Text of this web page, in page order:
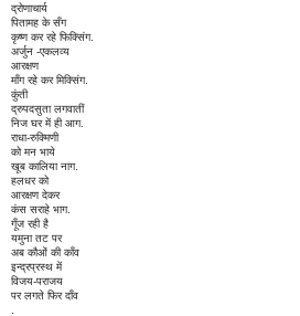
द्रोणाचार्य
पितामह के सँग
कृष्ण कर रहे फिक्सिंग.
अर्जुन -एकलव्य
आरक्षण
माँग रहे कर मिक्सिंग.
कुंती
द्रुपदसुता लगवातीं
निज घर में ही आग.
राधा-रुक्मिणी
को मन भाये
खूब कालिया नाग.
हलधर को
आरक्षण देकर
कंस सराहे भाग.
गूँज रही है
यमुना तट पर
अब कौओं की काँव
इन्द्रप्रस्थ में
विजय-पराजय
पर लगते फिर दाँव